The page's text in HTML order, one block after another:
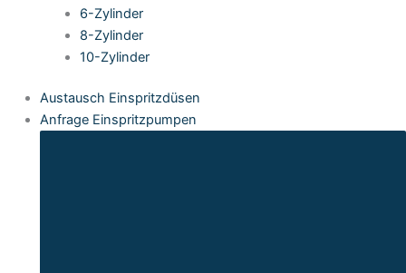
6-Zylinder
8-Zylinder
10-Zylinder
Austausch Einspritzdüsen
Anfrage Einspritzpumpen